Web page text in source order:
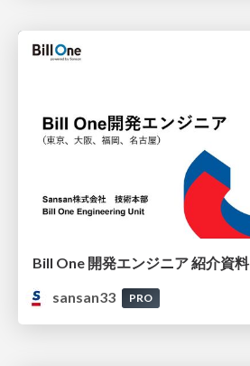
Bill One 開発エンジニア 紹介資料
sansan33
PRO